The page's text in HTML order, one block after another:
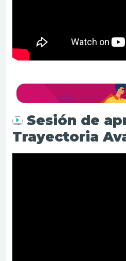
Sesión de
Trayectoria